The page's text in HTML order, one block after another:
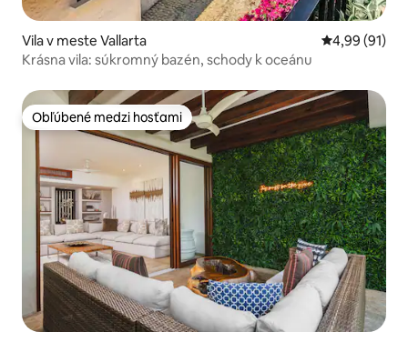
Vila v meste Vallarta Priemerné
4,99 (91)
Krásna vila: súkromný bazén, schody k oceánu
Obľúbené medzi hosťami
Obľúbené medzi hosťami